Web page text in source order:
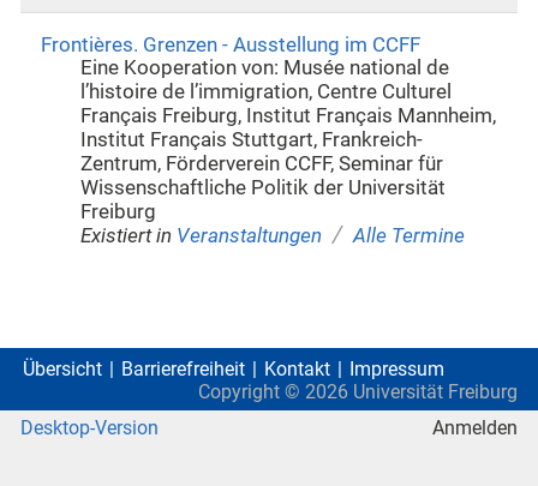
Frontières. Grenzen - Ausstellung im CCFF
Eine Kooperation von: Musée national de
l’histoire de l’immigration, Centre Culturel
Français Freiburg, Institut Français Mannheim,
Institut Français Stuttgart, Frankreich-
Zentrum, Förderverein CCFF, Seminar für
Wissenschaftliche Politik der Universität
Freiburg
Existiert in Veranstaltungen / Alle Termine
Übersicht Barrierefreiheit Kontakt
Impressum
Copyright © 2026 Universität Freiburg
Desktop-Version
Anmelden